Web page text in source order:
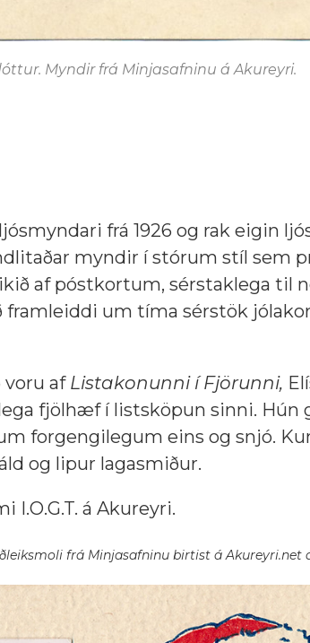
Myndir frá Minjasafninu á Akureyri.
frá 1926 og rak eigin
myndir í stórum stíl sem
af póstkortum, sérstaklega til
framleiddi um tíma sérstök
af Listakonunni í Fjörunni,
fjölhæf í listsköpun sinni. Hún
forgengilegum eins og snjó.
og lipur lagasmiður.
I.O.G.T. á Akureyri.
frá Minjasafninu birtist á